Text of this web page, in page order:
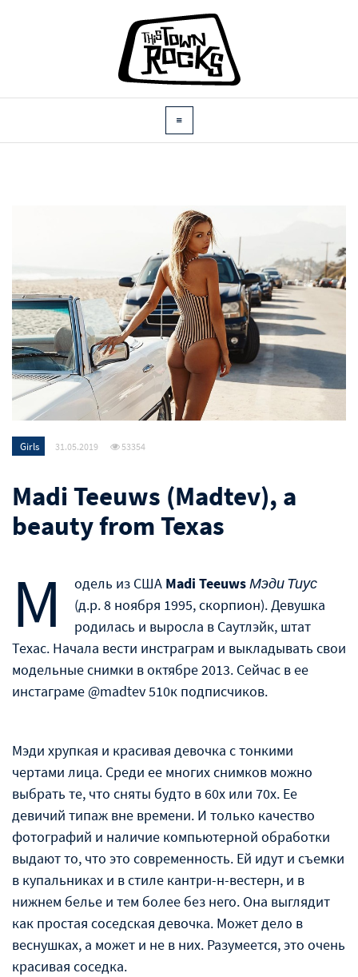
Girls 31.05.2019 53354
Madi Teeuws (Madtev), a
beauty from Texas
М одель из США Madi TeeuwsМэди Тиус
(д.р. 8 ноября 1995, скорпион). Девушка
родилась и выросла в Саутлэйк, штат
Техас. Начала вести инстраграм и выкладывать свои
модельные снимки в октябре 2013. Сейчас в ее
инстаграме @madtev 510к подписчиков.
Мэди хрупкая и красивая девочка с тонкими
чертами лица. Среди ее многих снимков можно
выбрать те, что сняты будто в 60х или 70х. Ее
девичий типаж вне времени. И только качество
фотографий и наличие компьютерной обработки
выдают то, что это современность. Ей идут и съемки
в купальниках и в стиле кантри-н-вестерн, и в
нижнем белье и тем более без него. Она выглядит
как простая соседская девочка. Может дело в
веснушках, а может и не в них. Разумеется, это очень
красивая соседка.